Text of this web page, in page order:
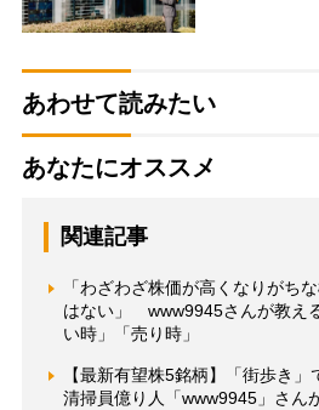
あわせて読みたい
あなたにオススメ
関連記事
「わざわざ株価が高くなりがち
はない」 www9945さんが教え
い時」「売り時」
【最新有望株5銘柄】「街歩き
清掃員億り人「www9945」さん